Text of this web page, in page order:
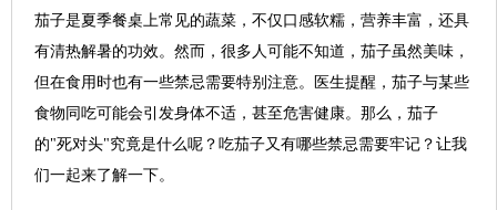
茄子是夏季餐桌上常见的蔬菜，不仅口感软糯，营养丰富，还具
有清热解暑的功效。然而，很多人可能不知道，茄子虽然美味，
但在食用时也有一些禁忌需要特别注意。医生提醒，茄子与某些
食物同吃可能会引发身体不适，甚至危害健康。那么，茄子
的"死对头"究竟是什么呢？吃茄子又有哪些禁忌需要牢记？让我
们一起来了解一下。